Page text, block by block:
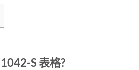
S 表格?